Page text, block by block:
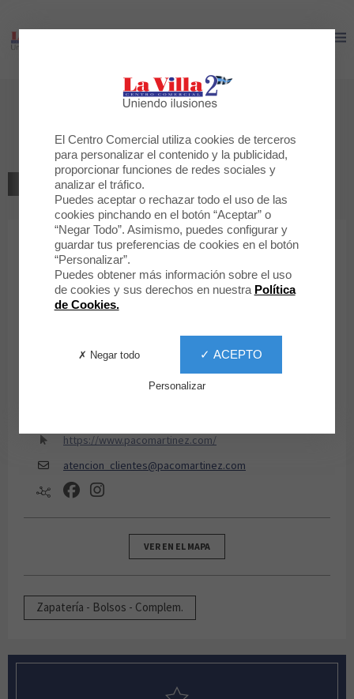
LA VILLA 2
Bienvenido a
PacoMartinez
VOLVER AL LISTADO
ZAPATERÍA - BOLSOS - COMPLEM.
PacoMartinez
922332143
lunes, martes, miércoles, jueves, viernes, sábados de
https://www.pacomartinez.com/
atencion_clientes@pacomartinez.com
VER EN EL MAPA
Zapatería - Bolsos - Complem.
El Centro Comercial utiliza cookies de terceros
para personalizar el contenido y la publicidad,
proporcionar funciones de redes sociales y
analizar el tráfico.
Puedes aceptar o rechazar todo el uso de las
cookies pinchando en el botón “Aceptar” o
“Negar Todo”. Asimismo, puedes configurar y
guardar tus preferencias de cookies en el botón
“Personalizar”.
Puedes obtener más información sobre el uso
de cookies y sus derechos en nuestra Política
de Cookies.
✓ ACEPTO
✗ Negar todo
Personalizar